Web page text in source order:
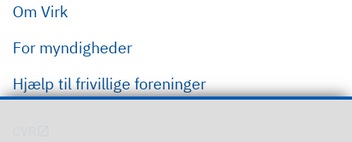
Om Virk
For myndigheder
Hjælp til frivillige foreninger